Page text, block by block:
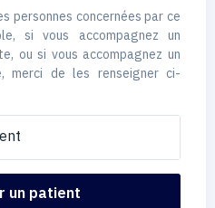
personnes concernées par ce
si vous accompagnez un
ou si vous accompagnez un
merci de les renseigner ci-
un patient